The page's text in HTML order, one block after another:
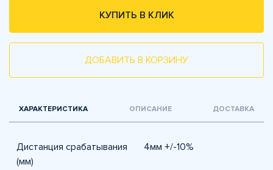
КУПИТЬ В КЛИК
ДОБАВИТЬ В КОРЗИНУ
ХАРАКТЕРИСТИКА ОПИСАНИЕ ДОСТАВКА
Дистанция срабатывания
(мм)
4мм +/-10%